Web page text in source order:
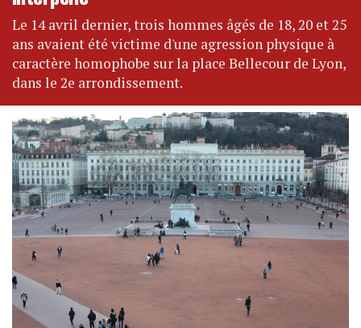
Le 14 avril dernier, trois hommes âgés de 18, 20 et 25
ans avaient été victime d'une agression physique à
caractère homophobe sur la place Bellecour de Lyon,
dans le 2e arrondissement.